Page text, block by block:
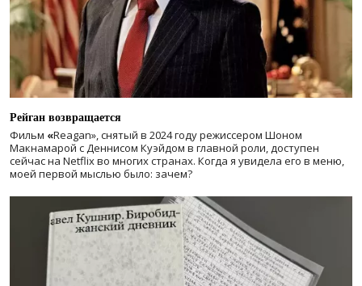
Рейган возвращается
Фильм «Reagan», снятый в 2024 годурежиссером Шоном
Макнамарой с Деннисом Куэйдом в главной роли, доступен
сейчас на Netflix во многих странах. Когда я увидела его в меню,
моей первой мыслью было: зачем?